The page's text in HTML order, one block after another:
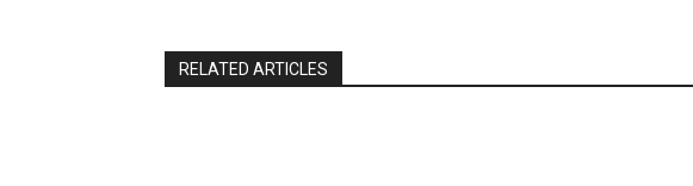
RELATED ARTICLES